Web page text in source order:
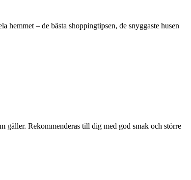
hemmet – de bästa shoppingtipsen, de snyggaste husen
Rekommenderas till dig med god smak och större